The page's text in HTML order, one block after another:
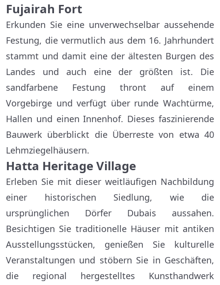
Fujairah Fort
Erkunden Sie eine unverwechselbar aussehende
Festung, die vermutlich aus dem 16. Jahrhundert
stammt und damit eine der ältesten Burgen des
Landes und auch eine der größten ist. Die
sandfarbene Festung thront auf einem
Vorgebirge und verfügt über runde Wachtürme,
Hallen und einen Innenhof. Dieses faszinierende
Bauwerk überblickt die Überreste von etwa 40
Lehmziegelhäusern.
Hatta Heritage Village
Erleben Sie mit dieser weitläufigen Nachbildung
einer historischen Siedlung, wie die
ursprünglichen Dörfer Dubais aussahen.
Besichtigen Sie traditionelle Häuser mit antiken
Ausstellungsstücken, genießen Sie kulturelle
Veranstaltungen und stöbern Sie in Geschäften,
die regional hergestelltes Kunsthandwerk